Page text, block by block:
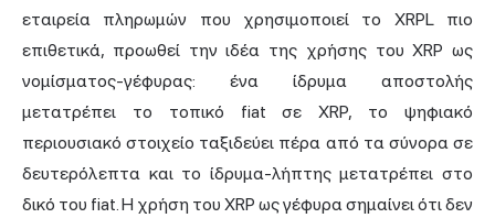
εταιρεία πληρωμών που χρησιμοποιεί το XRPL πιο
επιθετικά, προωθεί την ιδέα της χρήσης του XRP ως
νομίσματος-γέφυρας: ένα ίδρυμα αποστολής
μετατρέπει το τοπικό fiat σε XRP, το ψηφιακό
περιουσιακό στοιχείο ταξιδεύει πέρα από τα σύνορα σε
δευτερόλεπτα και το ίδρυμα-λήπτης μετατρέπει στο
δικό του fiat. Η χρήση του XRP ως γέφυρα σημαίνει ότι δεν